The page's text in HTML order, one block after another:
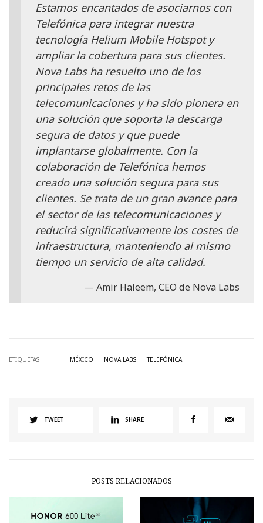
Estamos encantados de asociarnos con
Telefónica para integrar nuestra
tecnología Helium Mobile Hotspot y
ampliar la cobertura para sus clientes.
Nova Labs ha resuelto uno de los
principales retos de las
telecomunicaciones y ha sido pionera en
una solución que soporta la descarga
segura de datos y que puede
implantarse globalmente. Con la
colaboración de Telefónica hemos
creado una solución segura para sus
clientes. Se trata de un gran avance para
el sector de las telecomunicaciones y
reducirá significativamente los costes de
infraestructura, manteniendo al mismo
tiempo un servicio de alta calidad.
Amir Haleem, CEO de Nova Labs
ETIQUETAS MÉXICO NOVA LABS TELEFÓNICA
TWEET SHARE
POSTS RELACIONADOS